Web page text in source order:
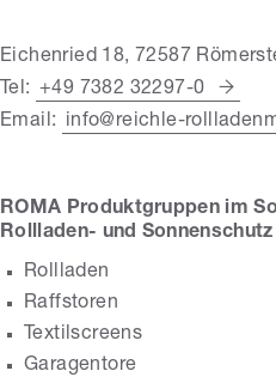
Eichenried 18, 72587
Tel: +49 7382 32297-0
Email:
info@reichle-
ROMA Produktgruppen im
Rollladen- und Sonnenschutz
Rollladen
Raffstoren
Textilscreens
Garagentore